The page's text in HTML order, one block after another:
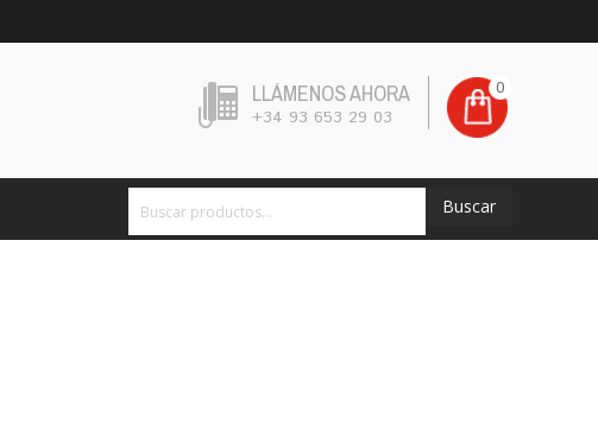
LLÁMENOS AHORA
+34 93 653 29 03
0
Buscar